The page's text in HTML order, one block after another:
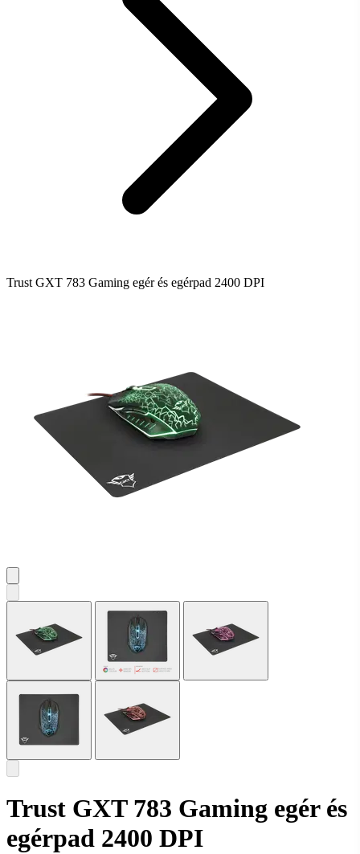
Trust GXT 783 Gaming egér és egérpad 2400 DPI
Trust GXT 783 Gaming egér és
egérpad 2400 DPI